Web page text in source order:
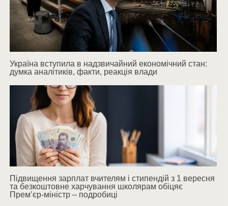
Україна вступила в надзвичайний економічний стан:
думка аналітиків, факти, реакція влади
Підвищення зарплат вчителям і стипендій з 1 вересня
та безкоштовне харчування школярам обіцяє
Прем’єр-міністр – подробиці